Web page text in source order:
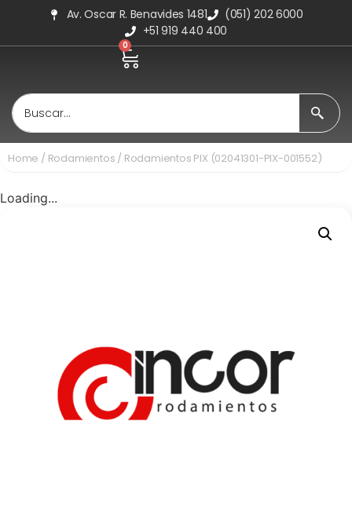
Av. Oscar R. Benavides 1481
(051) 202 6000
+51 919 440 400
0
Home / Rodamientos / Rodamientos PIX (02041301-PIX-001552)
Loading...